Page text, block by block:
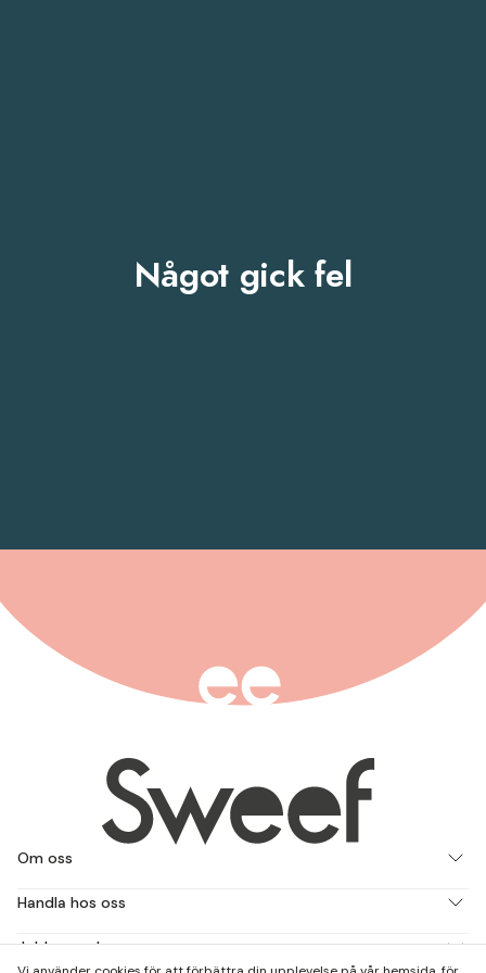
Något gick fel
Om oss
Handla hos oss
Jobba med oss